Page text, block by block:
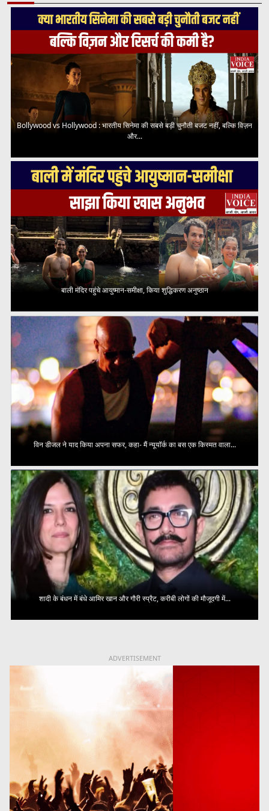
Bollywood vs Hollywood : भारतीय सिनेमा की सबसे बड़ी चुनौती बजट नहीं, बल्कि विज़न
और...
बाली मंदिर पहुंचे आयुष्मान-समीक्षा, किया शुद्धिकरण अनुष्ठान
विन डीजल ने याद किया अपना सफर, कहा- मैं न्यूयॉर्क का बस एक किस्मत वाला...
शादी के बंधन में बंधे आमिर खान और गौरी स्प्रैट, करीबी लोगों की मौजूदगी में...
ADVERTISEMENT